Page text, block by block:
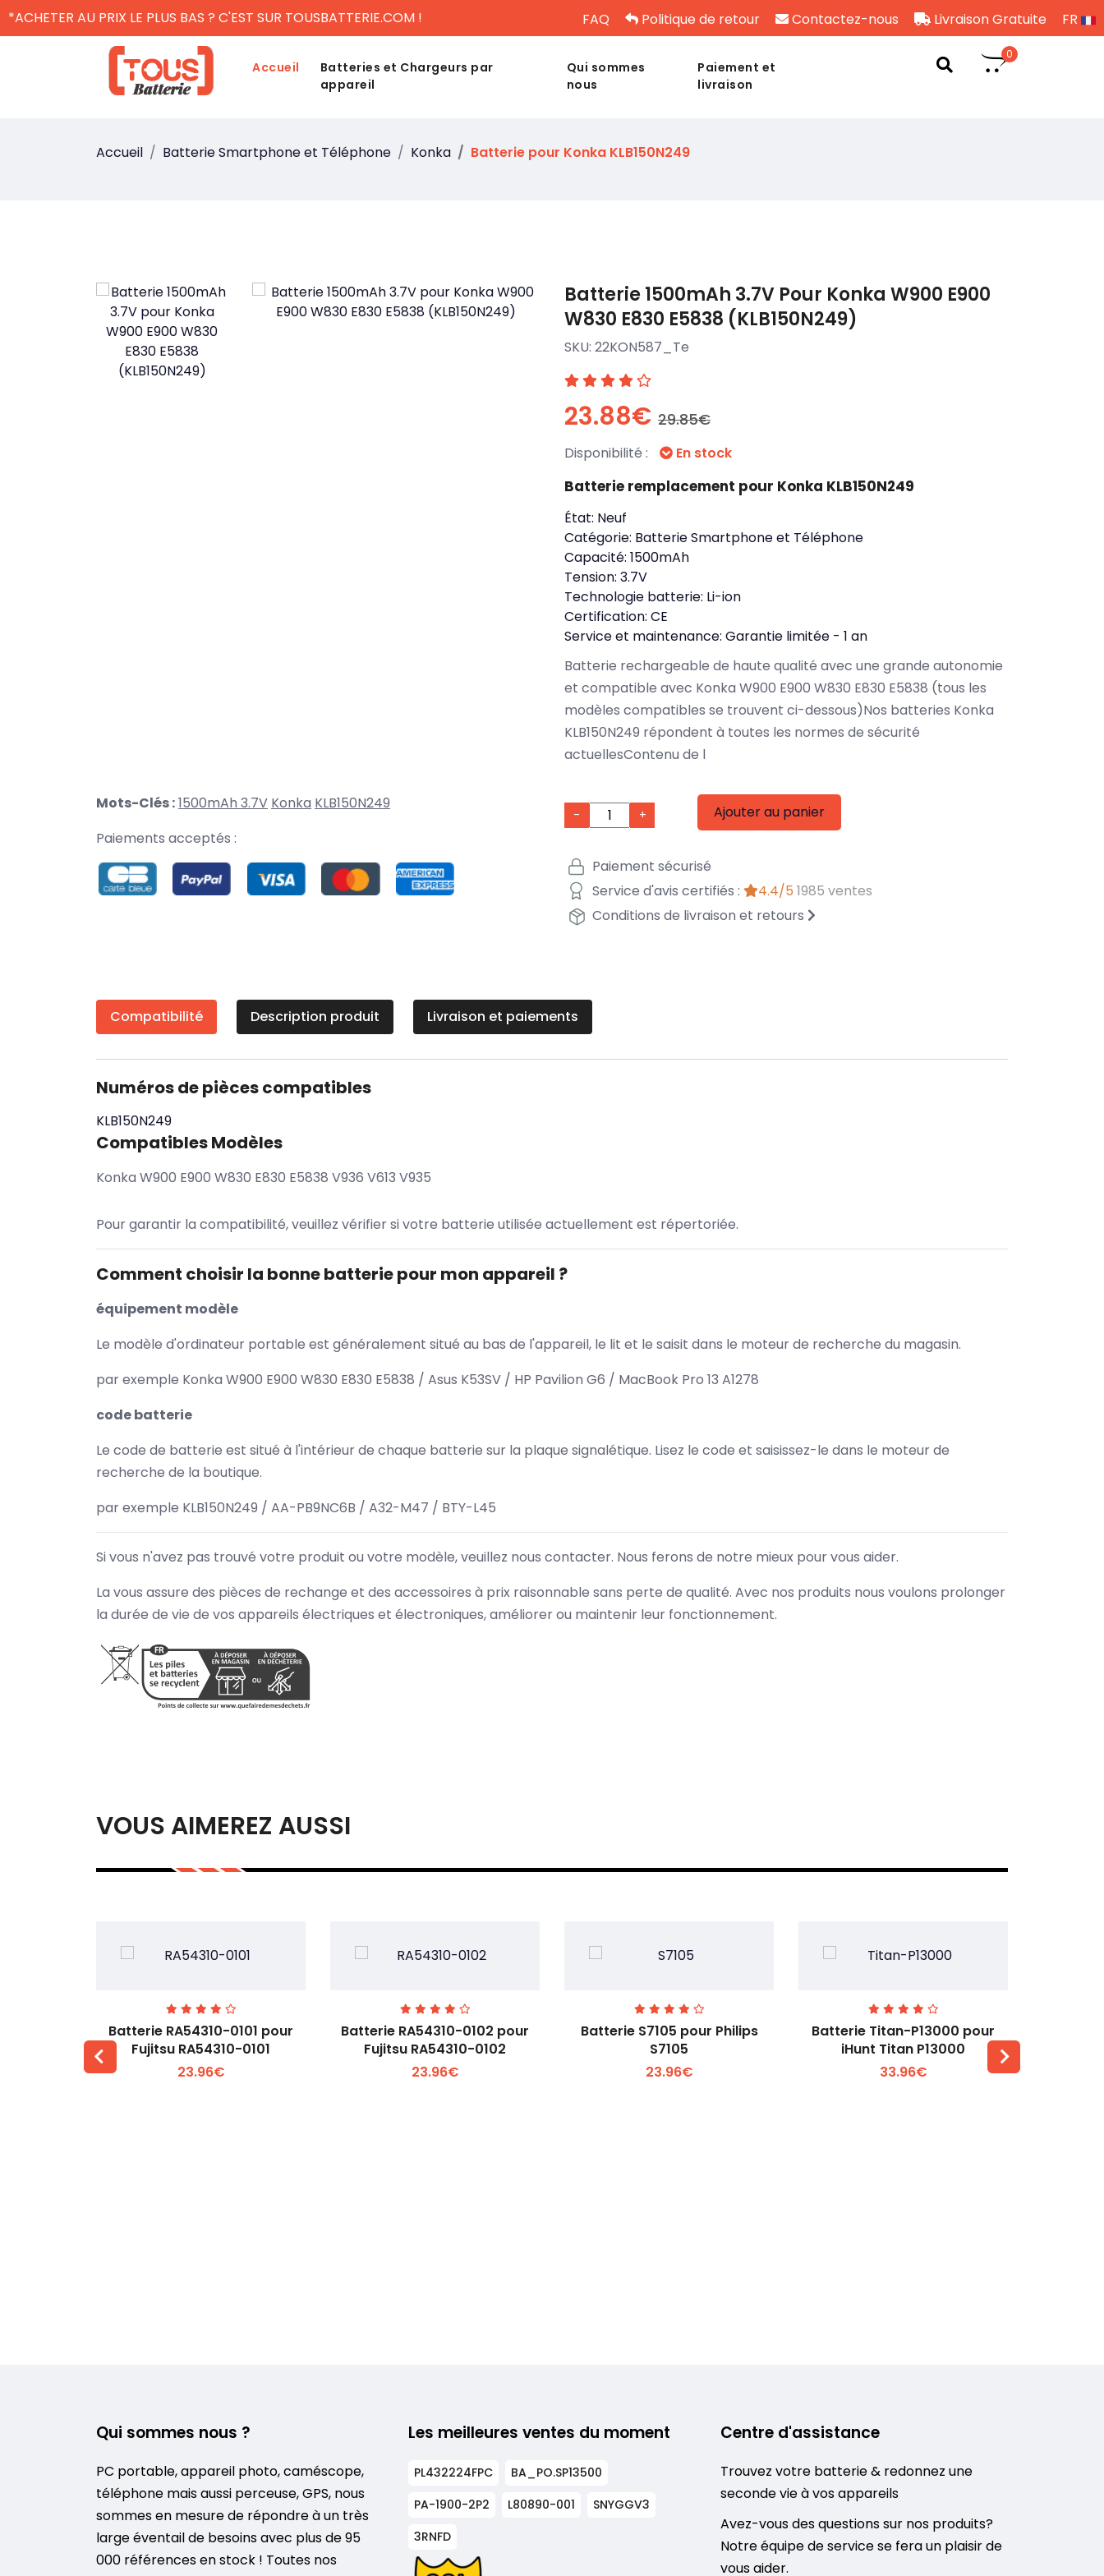
*ACHETER AU PRIX LE PLUS BAS ? C'EST SUR TOUSBATTERIE.COM ! FAQ Politique de retour Contactez-nous Livraison Gratuite FR
Accueil
Batteries et Chargeurs par
appareil
Qui sommes
nous
Paiement et
livraison
0
Accueil Batterie Smartphone et Téléphone Konka Batterie pour Konka KLB150N249
Mots-Clés :1500mAh 3.7V Konka KLB150N249
Paiements acceptés :
Batterie 1500mAh 3.7V Pour Konka W900 E900
W830 E830 E5838 (KLB150N249)
SKU: 22KON587_Te
23.88€ 29.85€
Disponibilité : En stock
Batterie remplacement pour Konka KLB150N249
État: Neuf
Catégorie: Batterie Smartphone et Téléphone
Capacité: 1500mAh
Tension: 3.7V
Technologie batterie: Li-ion
Certification: CE
Service et maintenance: Garantie limitée - 1 an
Batterie rechargeable de haute qualité avec une grande autonomie
et compatible avec Konka W900 E900 W830 E830 E5838 (tous les
modèles compatibles se trouvent ci-dessous)Nos batteries Konka
KLB150N249 répondent à toutes les normes de sécurité
actuellesContenu de l
- + Ajouter au panier
Paiement sécurisé
Service d'avis certifiés :
4.4/5 1985 ventes
Conditions de livraison et retours
Compatibilité Description produit Livraison et paiements
Numéros de pièces compatibles
KLB150N249
Compatibles Modèles
Konka W900 E900 W830 E830 E5838 V936 V613 V935
Pour garantir la compatibilité, veuillez vérifier si votre batterie utilisée actuellement est répertoriée.
Comment choisir la bonne batterie pour mon appareil ?
équipement modèle
Le modèle d'ordinateur portable est généralement situé au bas de l'appareil, le lit et le saisit dans le moteur de recherche du magasin.
par exemple Konka W900 E900 W830 E830 E5838 / Asus K53SV / HP Pavilion G6 / MacBook Pro 13 A1278
code batterie
Le code de batterie est situé à l'intérieur de chaque batterie sur la plaque signalétique. Lisez le code et saisissez-le dans le moteur de
recherche de la boutique.
par exemple KLB150N249 / AA-PB9NC6B / A32-M47 / BTY-L45
Si vous n'avez pas trouvé votre produit ou votre modèle, veuillez nous contacter. Nous ferons de notre mieux pour vous aider.
La vous assure des pièces de rechange et des accessoires à prix raisonnable sans perte de qualité. Avec nos produits nous voulons prolonger
la durée de vie de vos appareils électriques et électroniques, améliorer ou maintenir leur fonctionnement.
VOUS AIMEREZ AUSSI
Voir plus +
Batterie RA54310-0101 pour
Fujitsu RA54310-0101
23.96€
Voir plus +
Batterie RA54310-0102 pour
Fujitsu RA54310-0102
23.96€
Voir plus +
Batterie S7105 pour Philips
S7105
23.96€
Voir plus +
Batterie Titan-P13000 pour
iHunt Titan P13000
33.96€
Qui sommes nous ?
PC portable, appareil photo, caméscope,
téléphone mais aussi perceuse, GPS, nous
sommes en mesure de répondre à un très
large éventail de besoins avec plus de 95
000 références en stock ! Toutes nos
Les meilleures ventes du moment
PL432224FPC
BA_PO.SP13500
PA-1900-2P2
L80890-001
SNYGGV3
3RNFD
Centre d'assistance
Trouvez votre batterie & redonnez une
seconde vie à vos appareils
Avez-vous des questions sur nos produits?
Notre équipe de service se fera un plaisir de
vous aider.